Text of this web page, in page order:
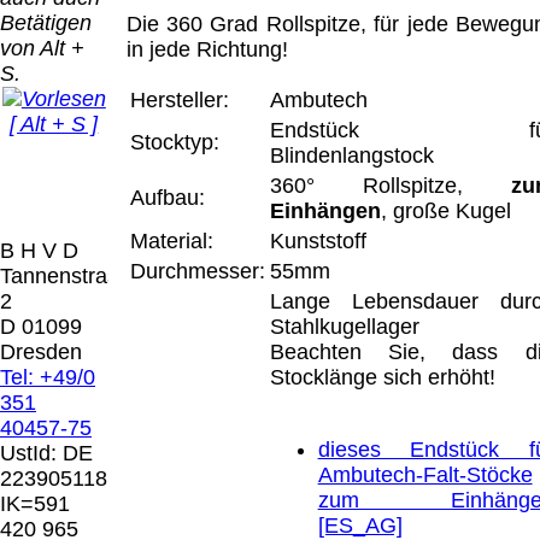
Betätigen
von Alt +
S.
[ Alt + S ]
B H V D
Tannenstrasse
2
D 01099
Dresden
Tel: +49/0
351
40457-75
UstId: DE
223905118
IK=591
420 965
Die 360 Grad Rollspitze, für jede
in jede Richtung!
Hersteller:
Ambutech
Stocktyp:
Endstück
Blindenlangstock
Aufbau:
360° Rollspitze,
Einhängen, große Kugel
Material:
Kunststoff
Durchmesser: 55mm
Lange Lebensdauer
Stahlkugellager
Beachten Sie, dass
Stocklänge sich erhöht!
dieses Endstück
Ambutech-Falt-Stöcke
zum
[ES_AG]
Der Versand erfolgt
als versichertes
Paket.
Selbstabholung
von
0.00 €
Versandart
erhalten Sie per
Lizenzschlüssel
und die
Rechnung /
Lieferschein. Sie
erhalten also
keinen
Datenträger
Die in diesem Dokument genannten
Warenzeichen sind Eigentum der jeweiligen
Firmen. Preisänderungen, Irrtümer und
technische Änderungen vorbehalten.
letzte Änderung: 20. April 2026 Blinden
Hilfsmittel Vertrieb Dresden,
Mit einem Urteil vom 12.05.1998 - 312 O
85/98 - Haftung für Links hat das Landgericht
2026
Wir